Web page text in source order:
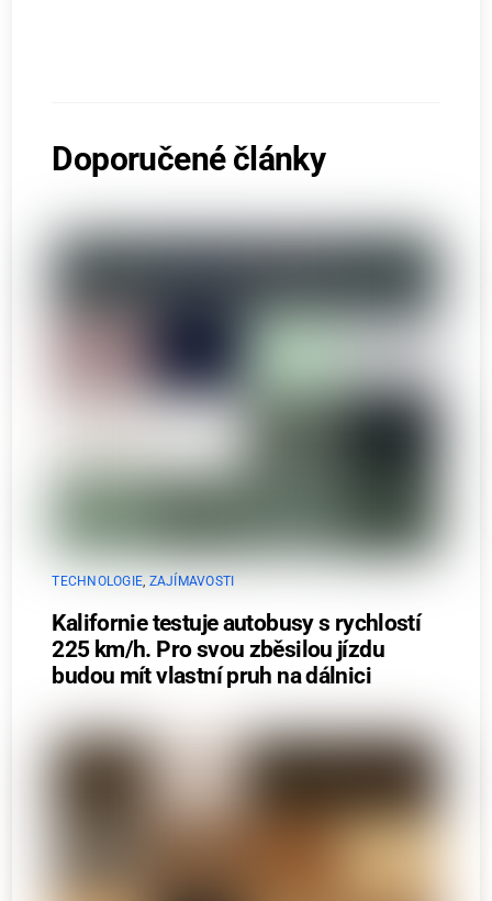
Doporučené články
TECHNOLOGIE, ZAJÍMAVOSTI
Kalifornie testuje autobusy s rychlostí
225 km/h. Pro svou zběsilou jízdu
budou mít vlastní pruh na dálnici